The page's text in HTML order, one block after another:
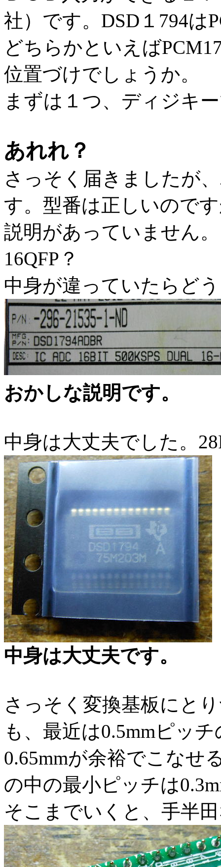
社）です。DSD１794は
どちらかといえば
位置づけでしょうか。
まずは１つ、ディジキ
あれれ？
さっそく届きましたが
す。型番は正しいので
説明があっていません
16QFP？
中身が違っていたらど
おかしな説明です。
中身は大丈夫でした。
中身は大丈夫です。
さっそく変換基板にと
も、最近は0.5mmピッ
0.65mmが余裕でこなせ
の中の最小ピッチは
そこまでいくと、手半